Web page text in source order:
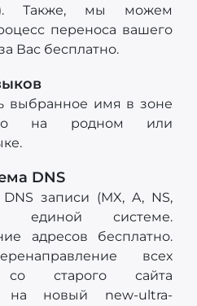
Также, мы можем
переноса вашего
Вас бесплатно.
выбранное имя в зоне
на родном или
DNS
записи (MX, A, NS,
системе.
адресов бесплатно.
всех
со старого сайта
на новый new-ultra-